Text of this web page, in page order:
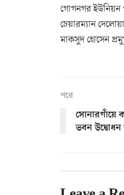
গোগনগর ইউনিয়ন
চেয়ারম্যান
মাকসুদ হোসেন
পরে
সোনারগাঁয়ে
ভবন